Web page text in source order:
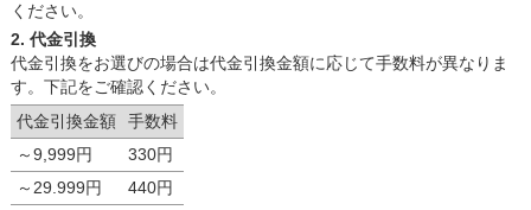
ください。
2. 代金引換
代金引換をお選びの場合は代金引換金額に応じて手数料が異なりま
す。下記をご確認ください。
代金引換金額
手数料
～9,999円
330円
～29.999円
440円